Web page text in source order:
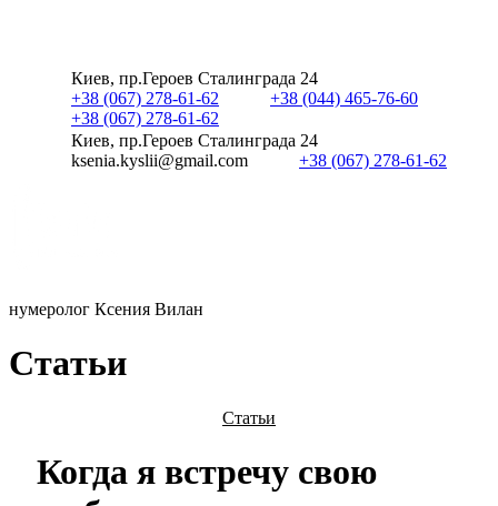
Киев, пр.Героев Сталинграда 24
+38 (067) 278-61-62
+38 (044) 465-76-60
+38 (067) 278-61-62
Киев, пр.Героев Сталинграда 24
ksenia.kyslii@gmail.com
+38 (067) 278-61-62
нумеролог Ксения Вилан
Статьи
Статьи
Когда я встречу свою